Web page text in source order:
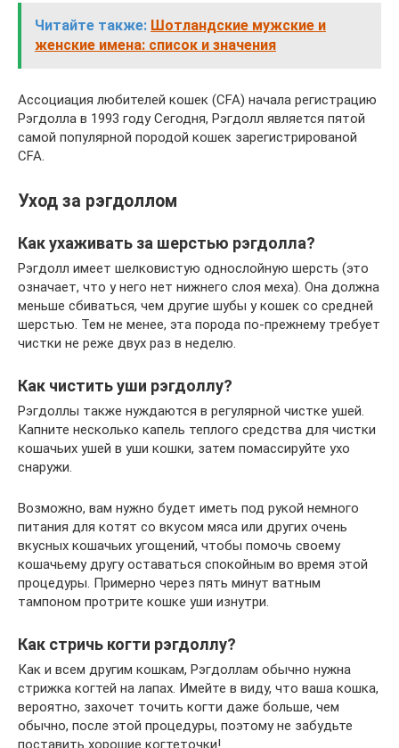
Читайте также: Шотландские мужские и
женские имена: список и значения
Ассоциация любителей кошек (CFA) начала регистрацию
Рэгдолла в 1993 году Сегодня, Рэгдолл является пятой
самой популярной породой кошек зарегистрированой
CFA.
Уход за рэгдоллом
Как ухаживать за шерстью рэгдолла?
Рэгдолл имеет шелковистую однослойную шерсть (это
означает, что у него нет нижнего слоя меха). Она должна
меньше сбиваться, чем другие шубы у кошек со средней
шерстью. Тем не менее, эта порода по-прежнему требует
чистки не реже двух раз в неделю.
Как чистить уши рэгдоллу?
Рэгдоллы также нуждаются в регулярной чистке ушей.
Капните несколько капель теплого средства для чистки
кошачьих ушей в уши кошки, затем помассируйте ухо
снаружи.
Возможно, вам нужно будет иметь под рукой немного
питания для котят со вкусом мяса или других очень
вкусных кошачьих угощений, чтобы помочь своему
кошачьему другу оставаться спокойным во время этой
процедуры. Примерно через пять минут ватным
тампоном протрите кошке уши изнутри.
Как стричь когти рэгдоллу?
Как и всем другим кошкам, Рэгдоллам обычно нужна
стрижка когтей на лапах. Имейте в виду, что ваша кошка,
вероятно, захочет точить когти даже больше, чем
обычно, после этой процедуры, поэтому не забудьте
поставить хорошие когтеточки!